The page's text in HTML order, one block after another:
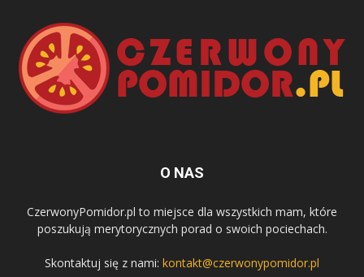
O NAS
CzerwonyPomidor.pl to miejsce dla wszystkich mam, które
poszukują merytorycznych porad o swoich pociechach.
Skontaktuj się z nami: kontakt@czerwonypomidor.pl